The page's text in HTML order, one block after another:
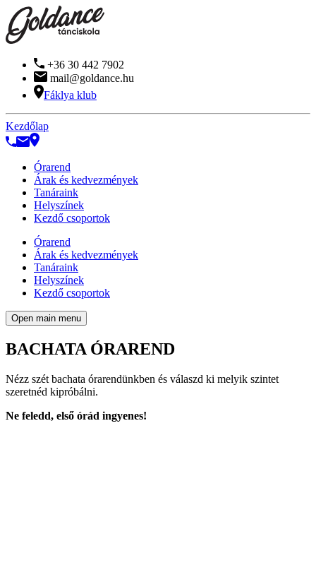
+36 30 442 7902
mail@goldance.hu
Fáklya klub
Kezdőlap
Órarend
Árak és kedvezmények
Tanáraink
Helyszínek
Kezdő csoportok
Órarend
Árak és kedvezmények
Tanáraink
Helyszínek
Kezdő csoportok
Open main menu
BACHATA ÓRAREND
Nézz szét bachata órarendünkben és válaszd ki melyik szintet
szeretnéd kipróbálni.
Ne feledd, első órád ingyenes!